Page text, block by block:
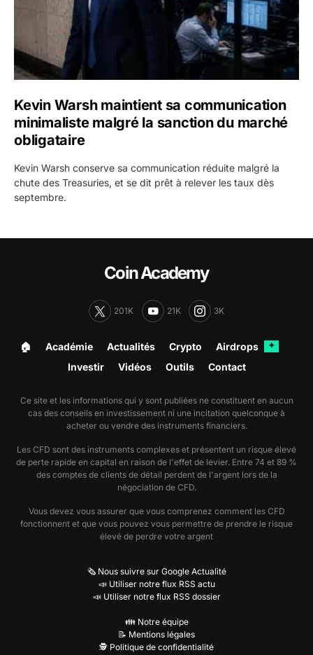
Kevin Warsh maintient sa communication
minimaliste malgré la sanction du marché
obligataire
Kevin Warsh conserve sa communication réduite malgré la
chute des Treasuries, et se dit prêt à relever les taux dès
septembre.
Coin Academy
201K 21K 3K
🏠︎ Académie Actualités Crypto Airdrops ✦
Investir Vidéos Outils Contact
Ce site et les informations qui y sont publiées ne constituent en aucun
cas des conseils en investissement ni une incitation quelconque à
acheter ou vendre des instruments financiers.
Les CFD sont des instruments complexes et présentent un risque élevé
de perte rapide en capital en raison de l'effet de levier. Entre 74 et 89 %
des comptes de clients de détail perdent de l'argent lors de la
négociation de CFD.
Vous devez vous assurer que vous comprenez comment les CFD
fonctionnent et que vous pouvez vous permettre de prendre le risque
élevé de perdre votre argent
🗞️ Nous suivre sur Google Actualité
📣 Utiliser notre flux RSS actu
📣 Utiliser notre flux RSS dossier
👪 Notre équipe
📝 Mentions légales
🕵️ Politique de confidentialité